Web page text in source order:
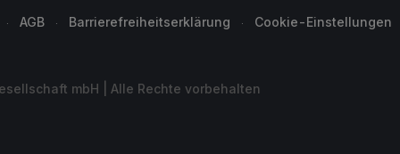
AGB Barrierefreiheitserklärung Cookie-Einstellungen
mbH | Alle Rechte vorbehalten